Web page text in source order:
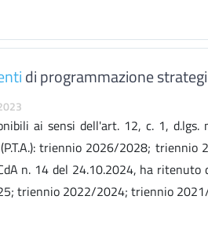
di programmazione
ai sensi dell'art. 12, c. 1, d.lgs.
(P.T.A.): triennio 2026/2028;
n. 14 del 24.10.2024, ha
triennio 2022/2024; triennio 2021/